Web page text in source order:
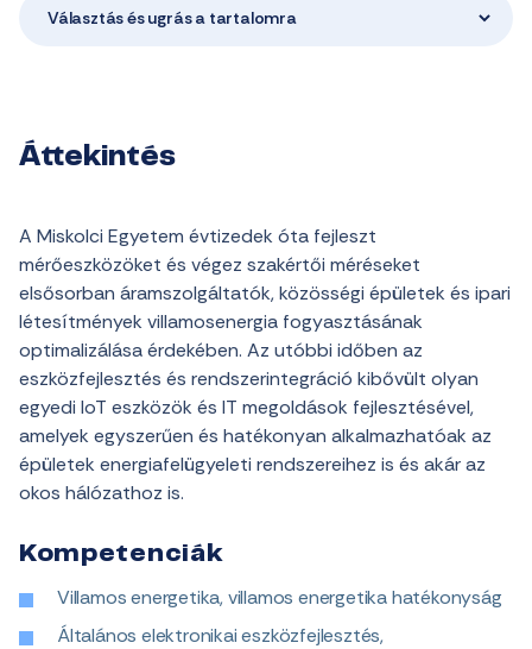
Választás és ugrás a tartalomra
Áttekintés
A Miskolci Egyetem évtizedek óta fejleszt
mérőeszközöket és végez szakértői méréseket
elsősorban áramszolgáltatók, közösségi épületek és ipari
létesítmények villamosenergia fogyasztásának
optimalizálása érdekében. Az utóbbi időben az
eszközfejlesztés és rendszerintegráció kibővült olyan
egyedi IoT eszközök és IT megoldások fejlesztésével,
amelyek egyszerűen és hatékonyan alkalmazhatóak az
épületek energiafelügyeleti rendszereihez is és akár az
okos hálózathoz is.
Kompetenciák
Villamos energetika, villamos energetika hatékonyság
Általános elektronikai eszközfejlesztés,